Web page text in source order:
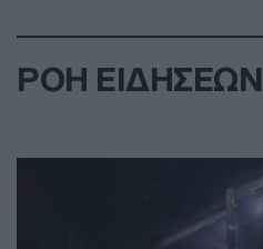
ΡΟΗ ΕΙΔΗΣΕΩΝ